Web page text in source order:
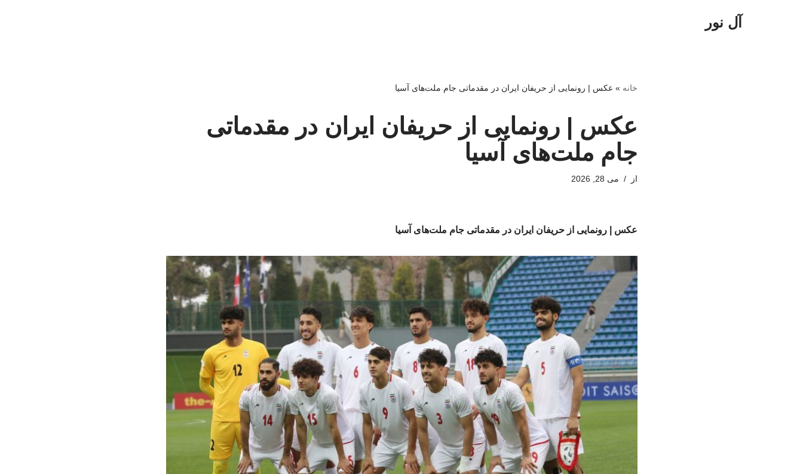
آل نور
خانه » عکس | رونمایی از حریفان ایران در مقدماتی جام ملت‌های آسیا
عکس | رونمایی از حریفان ایران در مقدماتی
جام ملت‌های آسیا
از می 28, 2026
عکس | رونمایی از حریفان ایران در مقدماتی جام ملت‌های آسیا